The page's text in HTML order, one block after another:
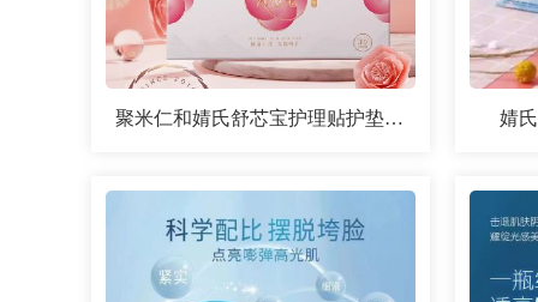
聚米仁和婧氏舒芯宝护理贴护垫新品 婧